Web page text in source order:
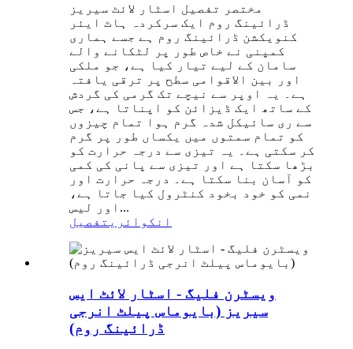
مختصر تفصیل اسٹار لائٹ سیریز
ڈرائینگ روم ایک سرکردہ ہاٹ ایئر
کنویکشن ڈرائینگ روم ہے جسے ہماری
کمپنی نے خاص طور پر لٹکانے والے
سامان کے لیے تیار کیا ہے، جو ملکی
اور بین الاقوامی سطح پر ترقی یافتہ
ہے۔ یہ اوپر سے نیچے تک گرمی کی گردش
کے ساتھ ایک ڈیزائن کو اپناتا ہے، جس
سے ری سائیکل شدہ گرم ہوا تمام چیزوں
کو تمام سمتوں میں یکساں طور پر گرم
کر سکتی ہے۔ یہ تیزی سے درجہ حرارت کو
بڑھا سکتا ہے اور تیزی سے پانی کی کمی
کو آسان بنا سکتا ہے۔ درجہ حرارت اور
نمی کو خود بخود کنٹرول کیا جاتا ہے،
اور لیس...
انکوائری تفصیل
ویسٹرن فلیگ - اسٹار لائٹ ایس
سیریز (بایوماس پیلٹ انرجی
ڈرائینگ روم)